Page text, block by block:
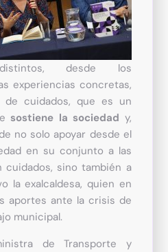
desde los
experiencias concretas,
cuidados, que es un
sostiene la sociedad y,
no solo apoyar desde el
en su conjunto a las
cuidados, sino también a
la exalcaldesa, quien en
aportes ante la crisis de
municipal.
de Transporte y